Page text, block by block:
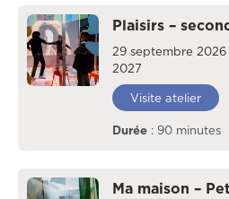
Plaisirs –
29 septembre 2026
2027
Visite atelier
Durée : 90 minutes
Ma maison –